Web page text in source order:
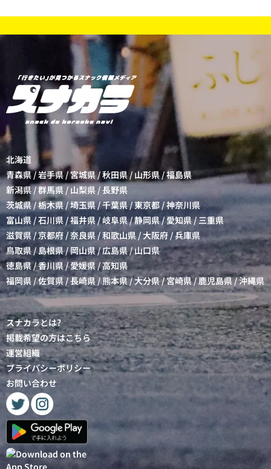
北海道
青森県/岩手県/宮城県/秋田県 / 山形県/福島県
新潟県/群馬県 / 山梨県 /長野県
茨城県 /栃木県/埼玉県/千葉県/東京都 /神奈川県
富山県 /石川県 /福井県/岐阜県/静岡県/愛知県/三重県
滋賀県/京都府/奈良県 /和歌山県/大阪府 /兵庫県
鳥取県 / 島根県/岡山県/広島県/山口県
徳島県/香川県/愛媛県 /高知県
福岡県 /佐賀県 /長崎県/熊本県/大分県/宮崎県/鹿児島県/沖縄県
スナカラとは?
掲載希望の方はこちら
運営組織
プライバシーポリシー
お問い合わせ